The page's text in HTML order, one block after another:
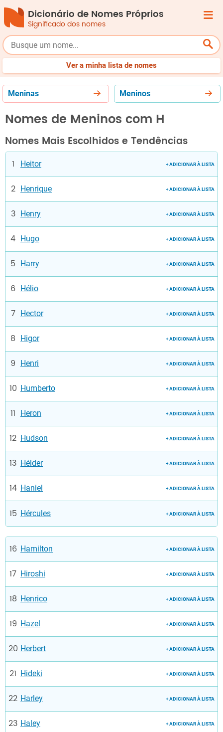
Dicionário de Nomes Próprios
Significado dos nomes
Femininos
Ver a minha lista de nomes
Meninas Meninos
Nomes de Meninos com H
Nomes Mais Escolhidos e Tendências
Heitor + ADICIONAR À LISTA
Henrique + ADICIONAR À LISTA
Henry + ADICIONAR À LISTA
Hugo + ADICIONAR À LISTA
Harry + ADICIONAR À LISTA
Hélio + ADICIONAR À LISTA
Hector + ADICIONAR À LISTA
Higor + ADICIONAR À LISTA
Henri + ADICIONAR À LISTA
Humberto + ADICIONAR À LISTA
Heron + ADICIONAR À LISTA
Hudson + ADICIONAR À LISTA
Hélder + ADICIONAR À LISTA
Haniel + ADICIONAR À LISTA
Hércules + ADICIONAR À LISTA
Hamilton + ADICIONAR À LISTA
Hiroshi + ADICIONAR À LISTA
Henrico + ADICIONAR À LISTA
Hazel + ADICIONAR À LISTA
Herbert + ADICIONAR À LISTA
Hideki + ADICIONAR À LISTA
Harley + ADICIONAR À LISTA
Haley + ADICIONAR À LISTA